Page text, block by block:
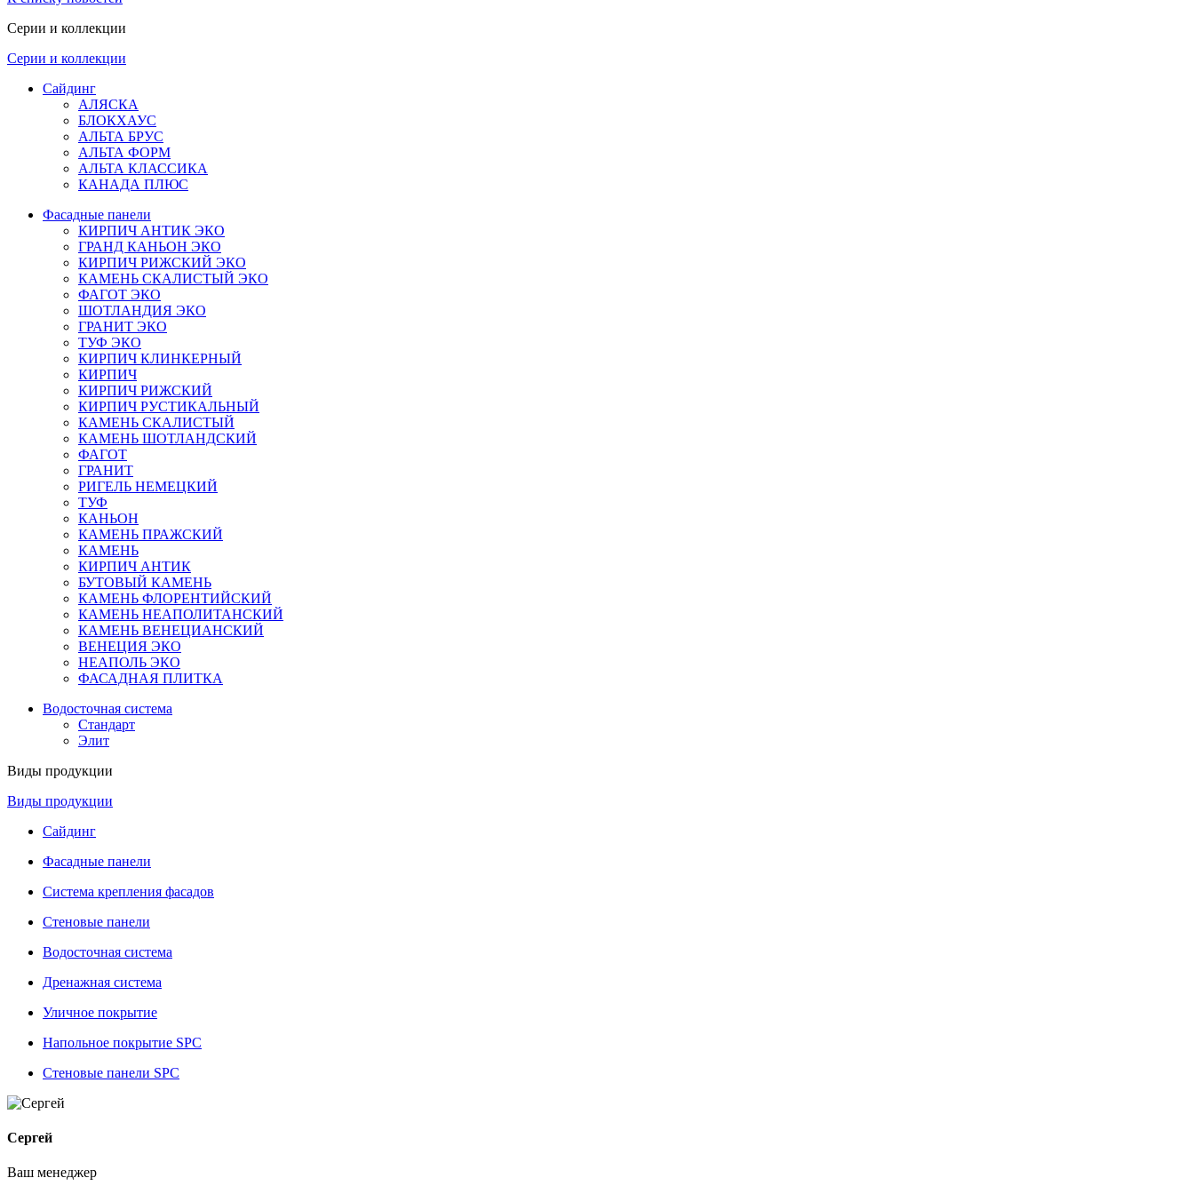
Серии и коллекции
Серии и коллекции
Сайдинг
АЛЯСКА
БЛОКХАУС
АЛЬТА БРУС
АЛЬТА ФОРМ
АЛЬТА КЛАССИКА
КАНАДА ПЛЮС
Фасадные панели
КИРПИЧ АНТИК ЭКО
ГРАНД КАНЬОН ЭКО
КИРПИЧ РИЖСКИЙ ЭКО
КАМЕНЬ СКАЛИСТЫЙ ЭКО
ФАГОТ ЭКО
ШОТЛАНДИЯ ЭКО
ГРАНИТ ЭКО
ТУФ ЭКО
КИРПИЧ КЛИНКЕРНЫЙ
КИРПИЧ
КИРПИЧ РИЖСКИЙ
КИРПИЧ РУСТИКАЛЬНЫЙ
КАМЕНЬ СКАЛИСТЫЙ
КАМЕНЬ ШОТЛАНДСКИЙ
ФАГОТ
ГРАНИТ
РИГЕЛЬ НЕМЕЦКИЙ
ТУФ
КАНЬОН
КАМЕНЬ ПРАЖСКИЙ
КАМЕНЬ
КИРПИЧ АНТИК
БУТОВЫЙ КАМЕНЬ
КАМЕНЬ ФЛОРЕНТИЙСКИЙ
КАМЕНЬ НЕАПОЛИТАНСКИЙ
КАМЕНЬ ВЕНЕЦИАНСКИЙ
ВЕНЕЦИЯ ЭКО
НЕАПОЛЬ ЭКО
ФАСАДНАЯ ПЛИТКА
Водосточная система
Стандарт
Элит
Виды продукции
Виды продукции
Сайдинг
Фасадные панели
Система крепления фасадов
Стеновые панели
Водосточная система
Дренажная система
Уличное покрытие
Напольное покрытие SPC
Стеновые панели SPC
Сергей
Ваш менеджер